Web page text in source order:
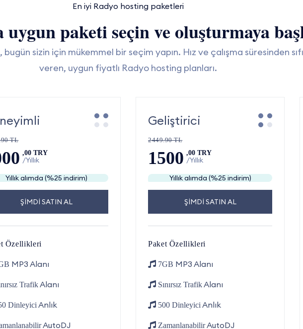
En iyi Radyo hosting paketleri
uygun paketi seçin ve oluşturmaya
bugün sizin için mükemmel bir seçim yapın. Hız ve çalışma süresinden
veren, uygun fiyatlı Radyo hosting planları.
TL
,00 TRY
/Yıllık
Yıllık alımda (%25 indirim)
ŞİMDİ SATIN AL
Özellikleri
MP3 Alanı
TrafikAlanı
Dinleyici Anlık
AutoDJ
Geliştirici
2449.90 TL
1500 ,00 TRY
/Yıllık
Yıllık alımda (%25 indirim)
ŞİMDİ SATIN AL
Paket Özellikleri
7GB MP3 Alanı
Sınırsız TrafikAlanı
500 Dinleyici Anlık
ZamanlanabilirAutoDJ